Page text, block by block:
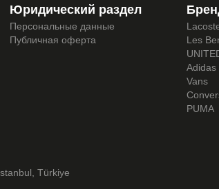
Юридический раздел
Персональные данные
Публичная оферта
Les
Adidas
Vans
PUMA
Türkiye